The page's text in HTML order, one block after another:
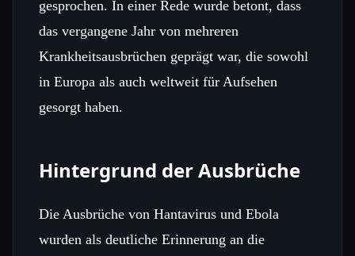
gesprochen. In einer Rede wurde betont, dass
das vergangene Jahr von mehreren
Krankheitsausbrüchen geprägt war, die sowohl
in Europa als auch weltweit für Aufsehen
gesorgt haben.
Hintergrund der Ausbrüche
Die Ausbrüche von Hantavirus und Ebola
wurden als deutliche Erinnerung an die